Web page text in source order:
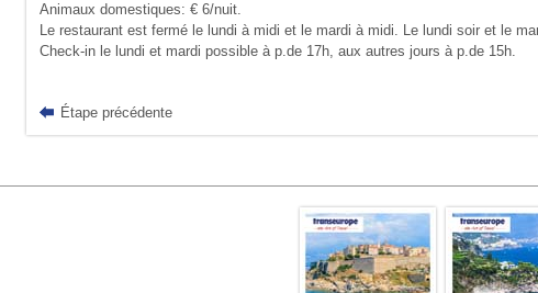
Animaux domestiques: € 6/nuit.
Le restaurant est fermé le lundi à midi et le mardi à midi. Le lundi soir et le
Check-in le lundi et mardi possible à p.de 17h, aux autres jours à p.de 15h.
Étape précédente